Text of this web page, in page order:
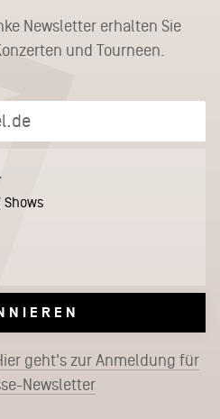
Newsletter erhalten Sie
und Tourneen.
geht's zur Anmeldung für
Newsletter